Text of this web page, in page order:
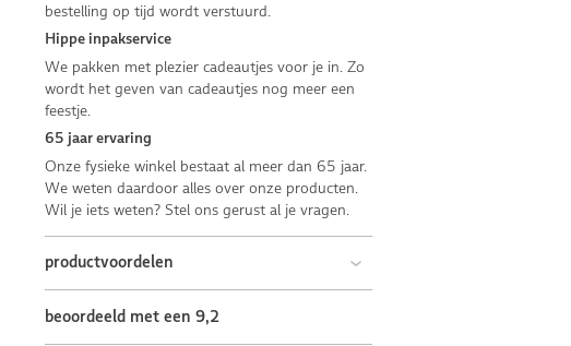
bestelling op tijd wordt verstuurd.
Hippe inpakservice
We pakken met plezier cadeautjes voor je in. Zo
wordt het geven van cadeautjes nog meer een
feestje.
65 jaar ervaring
Onze fysieke winkel bestaat al meer dan 65 jaar.
We weten daardoor alles over onze producten.
Wil je iets weten? Stel ons gerust al je vragen.
productvoordelen
beoordeeld met een 9,2